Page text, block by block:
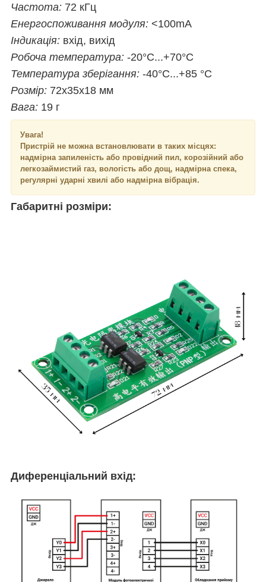
Частота: 72 кГц
Енергоспоживання модуля: <100mA
Індикація: вхід, вихід
Робоча температура: -20°C...+70°C
Температура зберігання: -40°C...+85 °C
Розмір: 72x35x18 мм
Вага: 19 г
Увага!
Пристрій не можна встановлювати в таких місцях:
надмірна запиленість або провідний пил, корозійний або
легкозаймистий газ, вологість або дощ, надмірна спека,
регулярні ударні хвилі або надмірна вібрація.
Габаритні розміри:
Диференціальний вхід: